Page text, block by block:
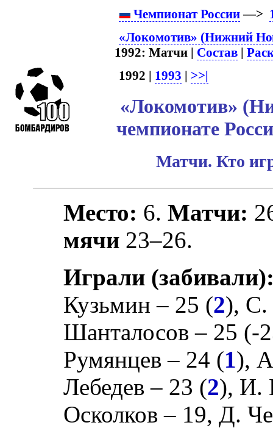
Чемпионат России—>
«Локомотив» (Нижний
1992: Матчи | Состав |
1992 | 1993 | >>|
«Локомотив»
чемпионате
Матчи. Кто
Место: 6.Матчи:
мячи 23–26.
Играли
Кузьмин – 25 (2), С.
Шанталосов – 25 (-
Румянцев – 24 (1),
Лебедев – 23 (2), И.
Осколков – 19,Д.